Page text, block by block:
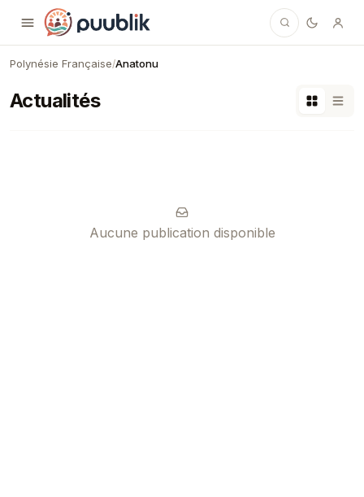
Puublik
Polynésie Française/Anatonu
Actualités
Aucune publication disponible